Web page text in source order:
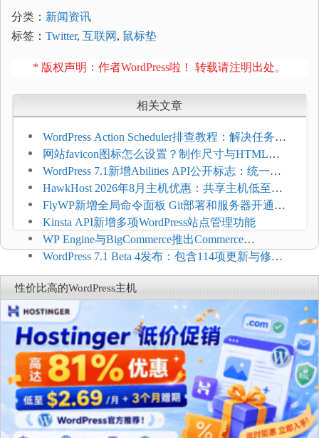
分类： 新闻资讯
标签： Twitter, 互联网 , 鼠标垫
* 版权声明：作者WordPress啦！ 转载请注明出处。
相关文章
WordPress Action Scheduler排查教程：解决任务积
压和订单延迟
网站favicon图标怎么设置？制作尺寸与HTML添
加方法
WordPress 7.1新增Abilities API公开标志：统一支
持REST API、MCP与AI代理
HawkHost 2026年8月主机优惠：共享主机低至
$2.61/月，高性能主机同步折扣
FlyWP新增全局命令面板 Git部署和服务器开通更
方便
Kinsta API新增多项WordPress站点管理功能
WP Engine与BigCommerce推出Commerce
Connect：WordPress商店可保留前台体验并扩展电
商能力
WordPress 7.1 Beta 4发布：包含114项更新与修
复，仅建议在测试环境体验
性价比高的WordPress主机